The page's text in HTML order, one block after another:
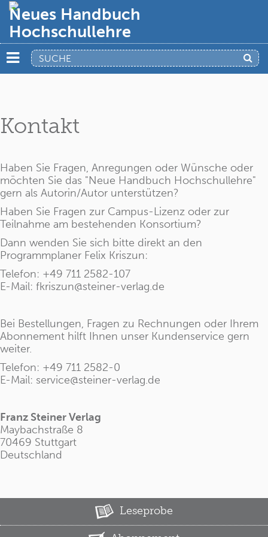
Neues Handbuch
Hochschullehre
Kontakt
Haben Sie Fragen, Anregungen oder Wünsche oder
möchten Sie das "Neue Handbuch Hochschullehre"
gern als Autorin/Autor unterstützen?
Haben Sie Fragen zur Campus-Lizenz oder zur
Teilnahme am bestehenden Konsortium?
Dann wenden Sie sich bitte direkt an den
Programmplaner Felix Kriszun:
Telefon: +49 711 2582-107
E-Mail: fkriszun@steiner-verlag.de
Bei Bestellungen, Fragen zu Rechnungen oder Ihrem
Abonnement hilft Ihnen unser Kundenservice gern
weiter.
Telefon: +49 711 2582-0
E-Mail: service@steiner-verlag.de
Franz Steiner Verlag
Maybachstraße 8
70469 Stuttgart
Deutschland
Leseprobe